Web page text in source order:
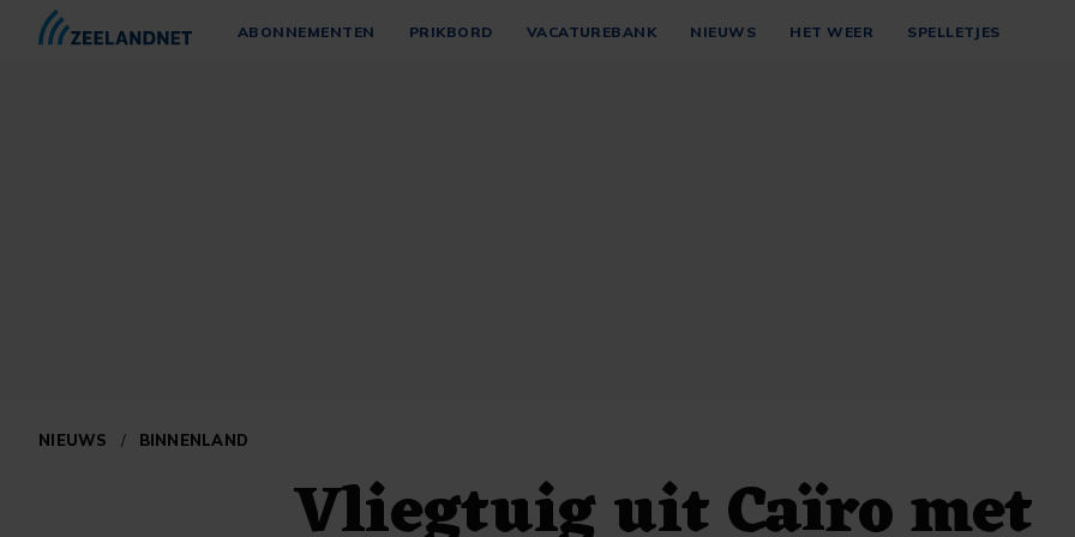
ABONNEMENTEN PRIKBORD VACATUREBANK NIEUWS HET WEER SPELLETJES
NIEUWS / BINNENLAND